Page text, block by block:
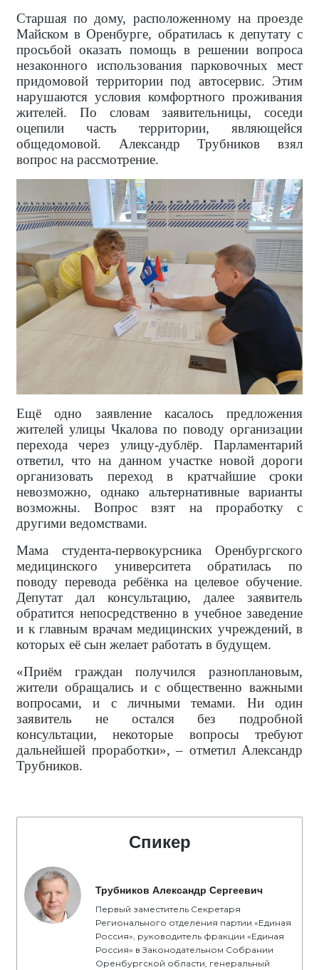
Старшая по дому, расположенному на проезде
Майском в Оренбурге, обратилась к депутату с
просьбой оказать помощь в решении вопроса
незаконного использования парковочных мест
придомовой территории под автосервис. Этим
нарушаются условия комфортного проживания
жителей. По словам заявительницы, соседи
оцепили часть территории, являющейся
общедомовой. Александр Трубников взял
вопрос на рассмотрение.
Ещё одно заявление касалось предложения
жителей улицы Чкалова по поводу организации
перехода через улицу-дублёр. Парламентарий
ответил, что на данном участке новой дороги
организовать переход в кратчайшие сроки
невозможно, однако альтернативные варианты
возможны. Вопрос взят на проработку с
другими ведомствами.
Мама студента-первокурсника Оренбургского
медицинского университета обратилась по
поводу перевода ребёнка на целевое обучение.
Депутат дал консультацию, далее заявитель
обратится непосредственно в учебное заведение
и к главным врачам медицинских учреждений, в
которых её сын желает работать в будущем.
«Приём граждан получился разноплановым,
жители обращались и с общественно важными
вопросами, и с личными темами. Ни один
заявитель не остался без подробной
консультации, некоторые вопросы требуют
дальнейшей проработки», – отметил Александр
Трубников.
Спикер
Трубников Александр Сергеевич
Первый заместитель Секретаря
Регионального отделения партии «Единая
Россия», руководитель фракции «Единая
Россия» в Законодательном Собрании
Оренбургской области, генеральный